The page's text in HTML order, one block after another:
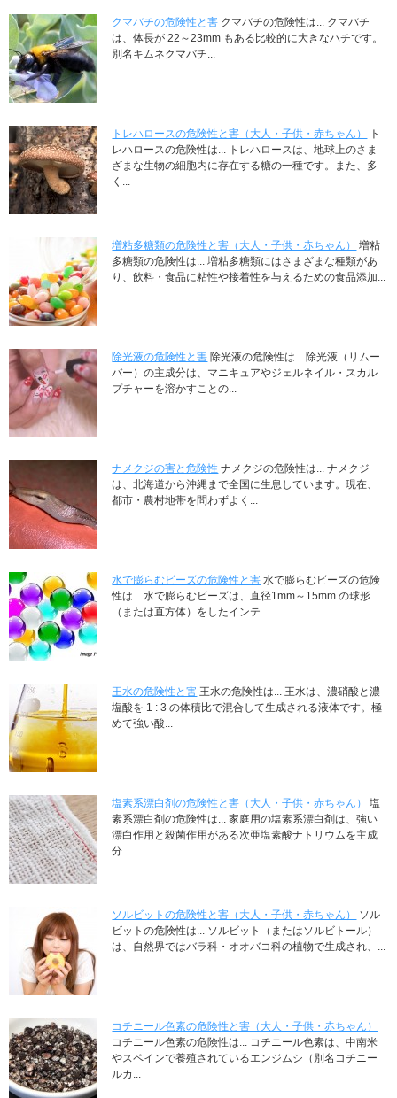
クマバチの危険性と害 クマバチの危険性は... クマバチ
は、体長が 22～23mm もある比較的に大きなハチです。
別名キムネクマバチ...
トレハロースの危険性と害（大人・子供・赤ちゃん）
ト
レハロースの危険性は... トレハロースは、地球上のさま
ざまな生物の細胞内に存在する糖の一種です。また、多
く...
増粘多糖類の危険性と害（大人・子供・赤ちゃん）
増粘
多糖類の危険性は... 増粘多糖類にはさまざまな種類があ
り、飲料・食品に粘性や接着性を与えるための食品添加...
除光液の危険性と害 除光液の危険性は... 除光液（リムー
バー）の主成分は、マニキュアやジェルネイル・スカル
プチャーを溶かすことの...
ナメクジの害と危険性 ナメクジの危険性は... ナメクジ
は、北海道から沖縄まで全国に生息しています。現在、
都市・農村地帯を問わずよく...
水で膨らむビーズの危険性と害 水で膨らむビーズの危険
性は... 水で膨らむビーズは、直径1mm～15mm の球形
（または直方体）をしたインテ...
王水の危険性と害 王水の危険性は... 王水は、濃硝酸と濃
塩酸を 1 : 3 の体積比で混合して生成される液体です。極
めて強い酸...
塩素系漂白剤の危険性と害（大人・子供・赤ちゃん）
塩
素系漂白剤の危険性は... 家庭用の塩素系漂白剤は、強い
漂白作用と殺菌作用がある次亜塩素酸ナトリウムを主成
分...
ソルビットの危険性と害（大人・子供・赤ちゃん）
ソル
ビットの危険性は... ソルビット（またはソルビトール）
は、自然界ではバラ科・オオバコ科の植物で生成され、...
コチニール色素の危険性と害（大人・子供・赤ちゃん）
コチニール色素の危険性は... コチニール色素は、中南米
やスペインで養殖されているエンジムシ（別名コチニー
ルカ...